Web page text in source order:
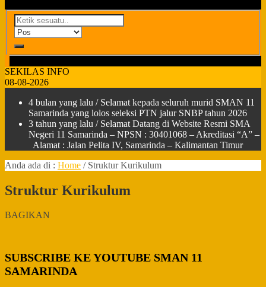
SEKILAS INFO
08-08-2026
4 bulan yang lalu / Selamat kepada seluruh murid SMAN 11
Samarinda yang lolos seleksi PTN jalur SNBP tahun 2026
3 tahun yang lalu / Selamat Datang di Website Resmi SMA
Negeri 11 Samarinda – NPSN : 30401068 – Akreditasi “A” –
Alamat : Jalan Pelita IV, Samarinda – Kalimantan Timur
Anda ada di : Home / Struktur Kurikulum
Struktur Kurikulum
BAGIKAN
SUBSCRIBE KE YOUTUBE SMAN 11
SAMARINDA